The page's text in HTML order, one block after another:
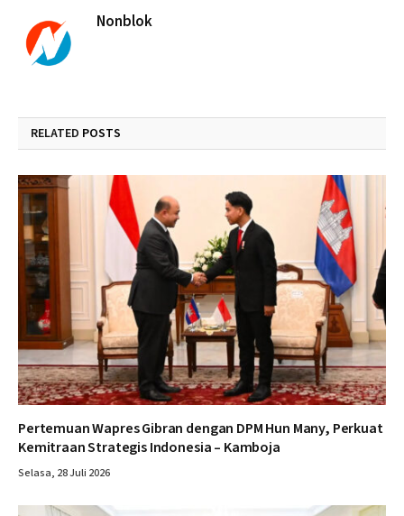
Nonblok
RELATED POSTS
Pertemuan Wapres Gibran dengan DPM Hun Many, Perkuat
Kemitraan Strategis Indonesia – Kamboja
Selasa, 28 Juli 2026